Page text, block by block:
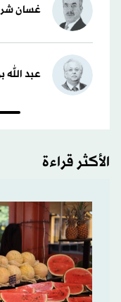
غسان
عبد
الأكثر قراءة